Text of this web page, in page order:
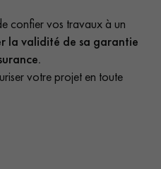
confier vos travaux à un
la validité de sa garantie
votre projet en toute